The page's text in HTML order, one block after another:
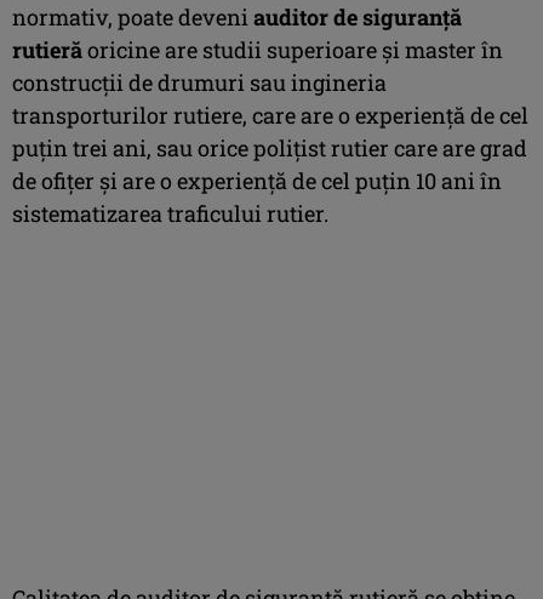
normativ, poate deveniauditor de siguranţă
rutierăoricine are studii superioare şi master în
construcţii de drumuri sau ingineria
transporturilor rutiere, care are o experienţă de cel
puţin trei ani, sau orice poliţist rutier care are grad
de ofiţer şi are o experienţă de cel puţin 10 ani în
sistematizarea traficului rutier.